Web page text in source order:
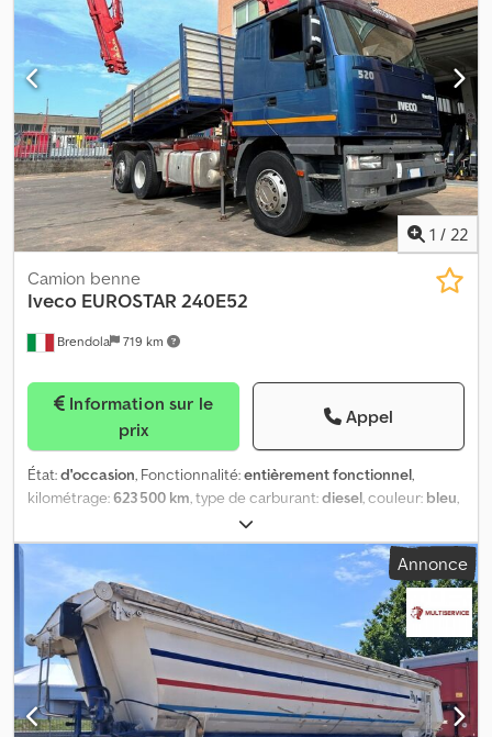
anciens Soufflets de suspension pneumatique et silentblocs de
l’essieu arrière neufs, immatriculation néerlandaise Djdpfxex
Tpvuo Anxsck Vidange moteur et remplacement de tous les
filtres récents Le camion roule et passe bien les vitesses. Il s'agit
d'un camion de 33 ans, ne vous attendez donc pas à un véhicule
neuf. Il est en bon état pour son âge. Un nouveau contrôle
technique est possible sur demande. Prix : 29 995 € + 21% TVA
Pour plus d’informations, merci de nous contacter.
1 / 22
Brendola 719 km
Camion benne
Iveco EUROSTAR 240E52
prix
Appel
État:d'occasion, Fonctionnalité:entièrement fonctionnel,
kilométrage:623 500 km, type de carburant:diesel, couleur: bleu,
cabine couchette
Année de construction:2007, Équipement:grue, IVECO
EUROSTAR 240E52 6x2 – Année 1995 DIESEL/ Euro 1 Km : 623 500
Boîte manuelle / Cylindrée : 17 173 / 378 kW PTAC : 26 000 kg
Charge utile : 11 930 kg / Empattement : 4 200 mm Équipements :
Dedezadtmopfx Anxsck - Cabine couchette Carrosserie : - Benne
basculante 5140x2550 mm - Grue AV V819 3S + Flèche
additionnelle 2S * Année de la grue : 2001 * Traverse arrière *
Radiocommande
Annonce